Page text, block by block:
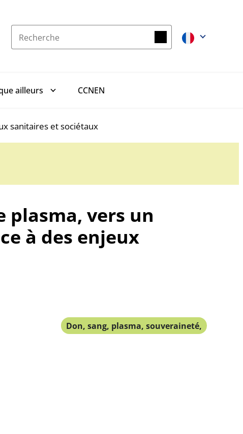
Recherche Recherche
ailleurs CCNEN
sanitaires et sociétaux
plasma, vers un
à des enjeux
Don, sang, plasma, souveraineté,